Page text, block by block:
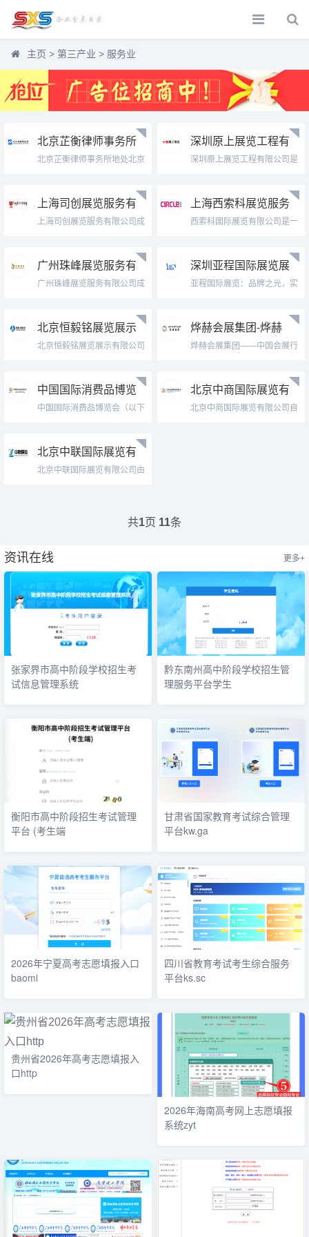
主页 > 第三产业 > 服务业
北京芷衡律师事务所
官网
北京芷衡律师事务所地处北京
深圳原上展览工程有
限公司
深圳原上展览工程有限公司是
上海司创展览服务有
限公司
上海司创展览服务有限公司成
上海西索科展览服务
有限公司
西索科国际展览有限公司是一
广州珠峰展览服务有
限公司
广州珠峰展览服务有限公司成
深圳亚程国际展览展
示公司
亚程国际展览：品牌之光，实
北京恒毅铭展览展示
有限公司
北京恒毅铭展览展示有限公司
烨赫会展集团-烨赫
会展(上海)有限公司
烨赫会展集团——中国会展行
中国国际消费品博览
会
中国国际消费品博览会（以下
北京中商国际展览有
限公司
北京中商国际展览有限公司自
北京中联国际展览有
限公司
北京中联国际展览有限公司由
共1页 11条
资讯在线 更多+
张家界市高中阶段学校招生考
试信息管理系统
黔东南州高中阶段学校招生管
理服务平台学生
衡阳市高中阶段招生考试管理
平台 (考生端
甘肃省国家教育考试综合管理
平台kw.ga
2026年宁夏高考志愿填报入口
baomi
四川省教育考试考生综合服务
平台ks.sc
贵州省2026年高考志愿填报入
口http
2026年海南高考网上志愿填报
系统zyt